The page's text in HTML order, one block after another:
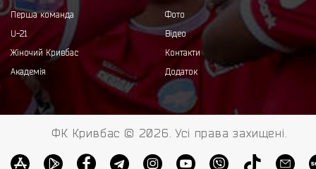
Перша команда
U-21
Жіночий Кривбас
Академія
Фото
Відео
Контакти
Додаток
ФК Кривбас © 2026. Усі права захищені.